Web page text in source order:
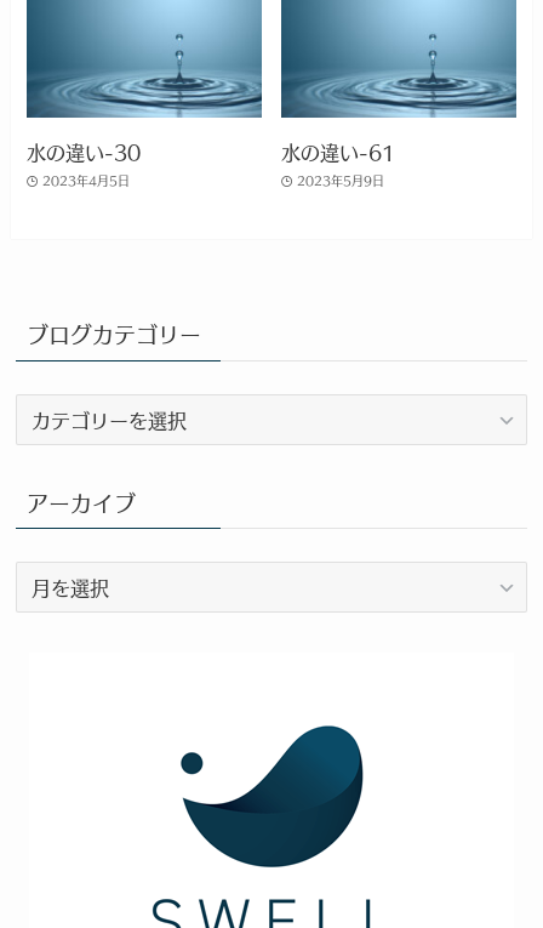
水の違い-30
2023年4月5日
水の違い-61
2023年5月9日
ブログカテゴリー
ロ
カ
テ
ゴ
リ
ー
アーカイブ
ー